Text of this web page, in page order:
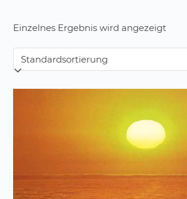
Einzelnes Ergebnis wird angezeigt